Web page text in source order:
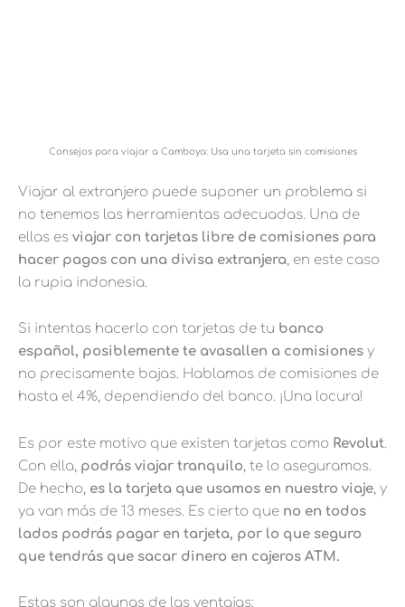
Consejos para viajar a Camboya: Usa una tarjeta sin comisiones
Viajar al extranjero puede suponer un problema si
no tenemos las herramientas adecuadas. Una de
ellas es viajar con tarjetas libre de comisiones para
hacer pagos con una divisa extranjera, en este caso
la rupia indonesia.
Si intentas hacerlo con tarjetas de tu banco
español, posiblemente te avasallen a comisiones y
no precisamente bajas. Hablamos de comisiones de
hasta el 4%, dependiendo del banco. ¡Una locura!
Es por este motivo que existen tarjetas como Revolut.
Con ella, podrás viajar tranquilo, te lo aseguramos.
De hecho, es la tarjeta que usamos en nuestro viaje, y
ya van más de 13 meses. Es cierto que no en todos
lados podrás pagar en tarjeta, por lo que seguro
que tendrás que sacar dinero en cajeros ATM.
Estas son algunas de las ventajas: